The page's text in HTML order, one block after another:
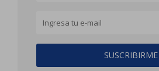
SUSCRIBIRME